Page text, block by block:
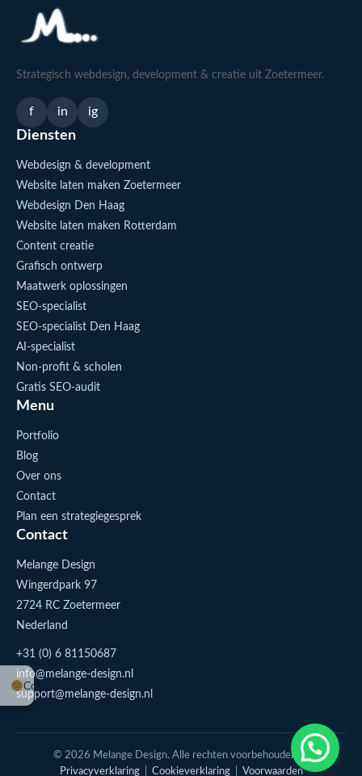
Cookie-instellingen
Stuur me een appje
Strategisch webdesign, development & creatie uit Zoetermeer.
f in ig
Diensten
Webdesign & development
Website laten maken Zoetermeer
Webdesign Den Haag
Website laten maken Rotterdam
Content creatie
Grafisch ontwerp
Maatwerk oplossingen
SEO-specialist
SEO-specialist Den Haag
AI-specialist
Non-profit & scholen
Gratis SEO-audit
Menu
Portfolio
Blog
Over ons
Contact
Plan een strategiegesprek
Contact
Melange Design
Wingerdpark 97
2724 RC Zoetermeer
Nederland
+31 (0) 6 81150687
info@melange-design.nl
support@melange-design.nl
© 2026 Melange Design. Alle rechten voorbehouden. |
Privacyverklaring| Cookieverklaring| Voorwaarden